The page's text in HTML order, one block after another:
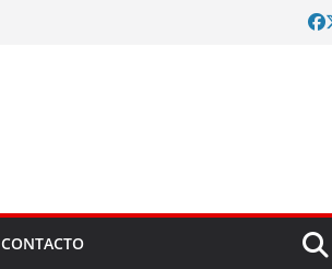
CONTACTO